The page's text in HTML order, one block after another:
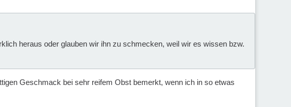
heraus oder glauben wir ihn zu schmecken, weil wir es wissen bzw.
Geschmack bei sehr reifem Obst bemerkt, wenn ich in so etwas